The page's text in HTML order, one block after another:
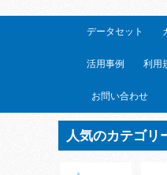
データセット
活用事例 利用
お問い合わせ
人気のカテゴリ